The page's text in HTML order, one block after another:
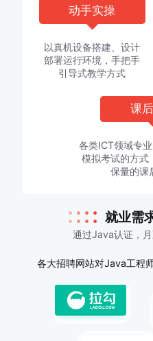
动手实操
以真机设备搭建、设计
部署运行环境，手把手
引导式教学方式
课
各类ICT领域专
模拟考试的方式
保量的课
就业需
通过Java认证，
各大招聘网站对Java工程